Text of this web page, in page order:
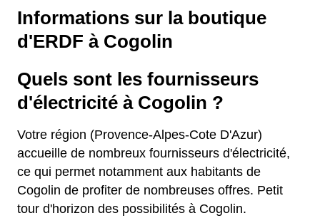
Informations sur la boutique
d'ERDF à Cogolin
Quels sont les fournisseurs
d'électricité à Cogolin ?
Votre région (Provence-Alpes-Cote D'Azur)
accueille de nombreux fournisseurs d'électricité,
ce qui permet notamment aux habitants de
Cogolin de profiter de nombreuses offres. Petit
tour d'horizon des possibilités à Cogolin.